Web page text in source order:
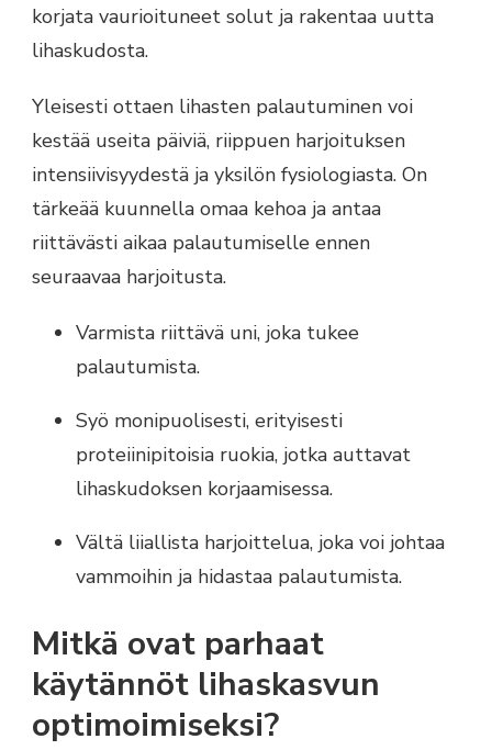
korjata vaurioituneet solut ja rakentaa uutta
lihaskudosta.
Yleisesti ottaen lihasten palautuminen voi
kestää useita päiviä, riippuen harjoituksen
intensiivisyydestä ja yksilön fysiologiasta. On
tärkeää kuunnella omaa kehoa ja antaa
riittävästi aikaa palautumiselle ennen
seuraavaa harjoitusta.
Varmista riittävä uni, joka tukee
palautumista.
Syö monipuolisesti, erityisesti
proteiinipitoisia ruokia, jotka auttavat
lihaskudoksen korjaamisessa.
Vältä liiallista harjoittelua, joka voi johtaa
vammoihin ja hidastaa palautumista.
Mitkä ovat parhaat
käytännöt lihaskasvun
optimoimiseksi?